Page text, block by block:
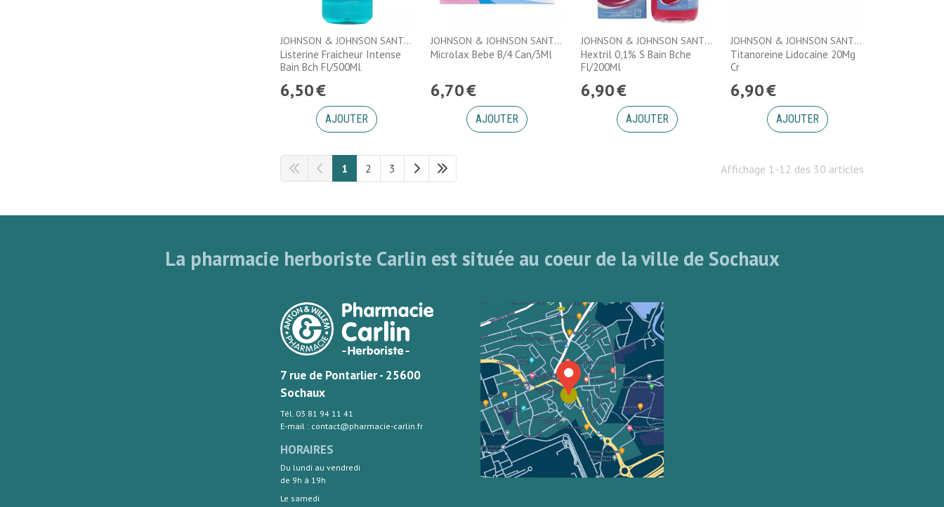
JOHNSON & JOHNSON SANTE BEAUTE FRANCE
Listerine Fraicheur Intense
Bain Bch Fl/500Ml
6,50€
AJOUTER
JOHNSON & JOHNSON SANTE BEAUTE FRANCE
Microlax Bebe B/4 Can/3Ml
6,70€
AJOUTER
JOHNSON & JOHNSON SANTE BEAUTE FRANCE
Hextril 0,1% S Bain Bche
Fl/200Ml
6,90€
AJOUTER
JOHNSON & JOHNSON SANTE BEAUTE FRANCE
Titanoreine Lidocaine 20Mg
Cr
6,90€
AJOUTER
Affichage 1-12 des 30 articles
1 2 3
La pharmacie herboriste Carlin est située au coeur de la ville de Sochaux
7 rue de Pontarlier - 25600
Sochaux
Tél. 03 81 94 11 41
E-mail : contact@pharmacie-carlin.fr
HORAIRES
Du lundi au vendredi
de 9h à 19h
Le samedi